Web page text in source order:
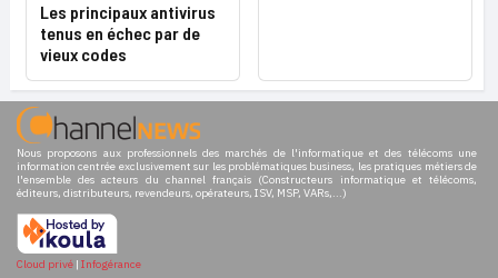
Les principaux antivirus
tenus en échec par de
vieux codes
Nous proposons aux professionnels des marchés de l'informatique et des télécoms une
information centrée exclusivement sur les problématiques business, les pratiques métiers de
l'ensemble des acteurs du channel français (Constructeurs informatique et télécoms,
éditeurs, distributeurs, revendeurs, opérateurs, ISV, MSP, VARs,...)
Cloud privé | Infogérance